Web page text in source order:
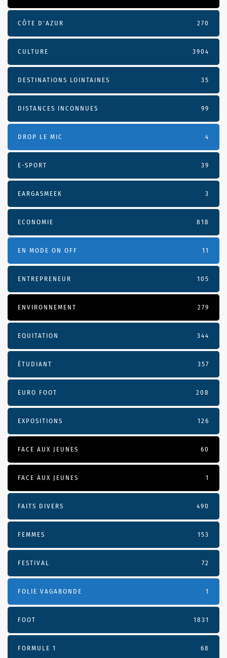
CÔTE D’AZUR 270
CULTURE 3904
DESTINATIONS LOINTAINES 35
DISTANCES INCONNUES 99
DROP LE MIC 4
E-SPORT 39
EARGASMEEK 3
ECONOMIE 818
EN MODE ON OFF 11
ENTREPRENEUR 105
ENVIRONNEMENT 279
EQUITATION 344
ÉTUDIANT 357
EURO FOOT 208
EXPOSITIONS 126
FACE AUX JEUNES 60
FACE AUX JEUNES 1
FAITS DIVERS 490
FEMMES 153
FESTIVAL 72
FOLIE VAGABONDE 1
FOOT 1831
FORMULE 1 68